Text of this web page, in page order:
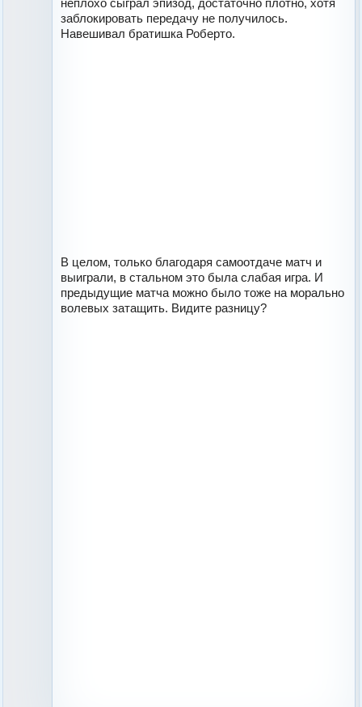
неплохо сыграл эпизод, достаточно плотно, хотя
заблокировать передачу не получилось.
Навешивал братишка Роберто.
В целом, только благодаря самоотдаче матч и
выиграли, в стальном это была слабая игра. И
предыдущие матча можно было тоже на морально
волевых затащить. Видите разницу?